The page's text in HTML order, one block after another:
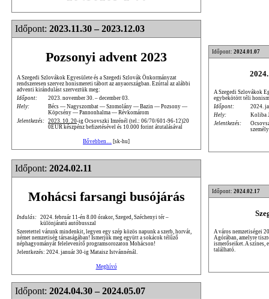
Időpont: 2023.11.30 – 2023.12.03
Pozsonyi advent 2023
A Szegedi Szlovákok Egyesülete és a Szegedi Szlovák Önkormányzat
rendszeresen szervez honismereti tábort az anyaországban. Ezúttal az alábbi
adventi kirándulást szerveztük meg:
Időpont:
2023. november 30. – december 03.
Hely:
Bécs — Nagyszombat — Szomolány — Bazin — Pozsony —
Köpcsény — Pannonhalma — Révkomárom
Jelentkezés: 2023. 10. 20-ig Ocsovszki Imrénél (tel.: 06/70/601-96-12)20
0EUR készpénz befizetésével és 10.000 forint átutalásával
Bővebben… [sk-hu]
Időpont: 2024.01.07
A Szegedi Szlovákok
egybekötött téli
Időpont:
2024.
Hely:
Koliba
Jelentkezés:
Időpont: 2024.02.11
Mohácsi farsangi busójárás
Indulás: 2024. február 11-én 8.00 órakor, Szeged, Széchenyi tér –
különjáratú autóbusszal
Szeretettel várunk mindenkit, legyen egy szép közös napunk a szerb, horvát,
német nemzetiség társaságában! Ismerjük meg együtt a sokácok télűző
néphagyományát felelevenítő programsorozaton Mohácson!
Jelentkezés: 2024. január 30-ig Mataisz Istvánnénál.
Meghívó
Időpont: 2024.02.17
A város nemzetiségei
Agórában, amelyre
ismerőseiket. A színes,
található.
Időpont: 2024.04.30 – 2024.05.07